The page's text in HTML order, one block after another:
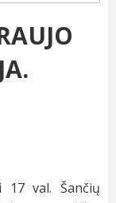
val. Šančių